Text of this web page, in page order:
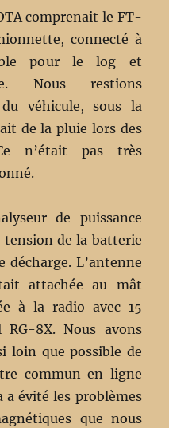
comprenait le FT-
connecté à
pour le log et
Nous restions
véhicule, sous la
de la pluie lors des
n’était pas très
de puissance
de la batterie
décharge. L’antenne
attachée au mât
à la radio avec 15
8X. Nous avons
loin que possible de
commun en ligne
a évité les problèmes
que nous